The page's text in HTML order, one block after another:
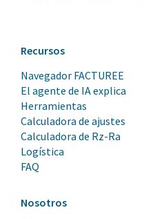
Recursos
Navegador FACTUREE
El agente de IA explica
Herramientas
Calculadora de ajustes
Calculadora de Rz-Ra
Logística
FAQ
Nosotros